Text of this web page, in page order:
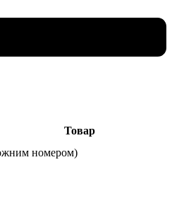
Товар
номером)